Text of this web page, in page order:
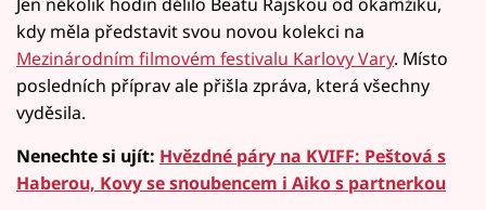
kdy měla představit svou novou kolekci na
Mezinárodním filmovém festivalu Karlovy Vary. Místo
posledních příprav ale přišla zpráva, která všechny
vyděsila.
Nenechte si ujít: Hvězdné páry na KVIFF: Peštová s
Haberou, Kovy se snoubencem i Aiko s partnerkou